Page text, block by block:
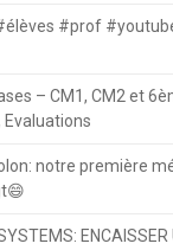
#prof
– CM1, CM2 et
Evaluations
notre première
ENCAISSER